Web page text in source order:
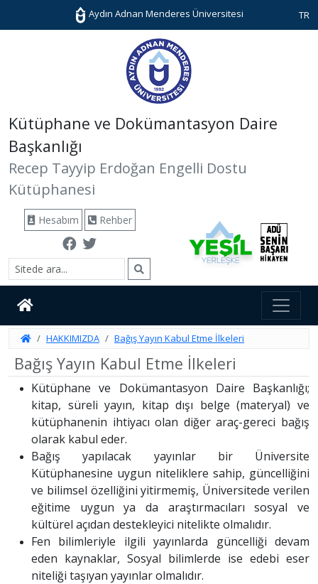
Aydın Adnan Menderes Üniversitesi TR
Kütüphane ve Dokümantasyon Daire
Başkanlığı
Recep Tayyip Erdoğan Engelli Dostu
Kütüphanesi
Hesabım Rehber
HAKKIMIZDA Bağış Yayın Kabul Etme İlkeleri
Bağış Yayın Kabul Etme İlkeleri
Kütüphane ve Dokümantasyon Daire Başkanlığı;
kitap, süreli yayın, kitap dışı belge (materyal) ve
kütüphanenin ihtiyacı olan diğer araç-gereci bağış
olarak kabul eder.
Bağış yapılacak yayınlar bir Üniversite
Kütüphanesine uygun niteliklere sahip, güncelliğini
ve bilimsel özelliğini yitirmemiş, Üniversitede verilen
eğitime uygun ya da araştırmacıları sosyal ve
kültürel açıdan destekleyici nitelikte olmalıdır.
Fen bilimleriyle ilgili yayınlarda güncelliği devam
eden kaynaklar, Sosyal bilimlerde ise edebi eser
niteliği taşıyan yayınlar olmalıdır.